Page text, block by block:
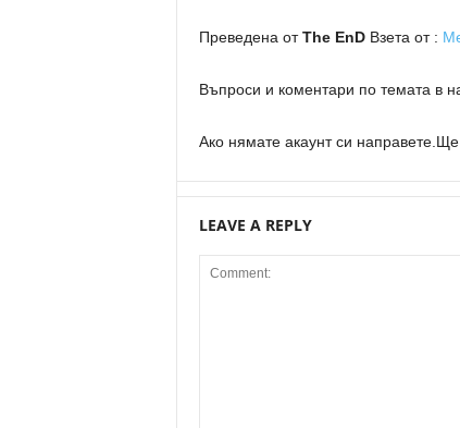
Преведена отТhe EnDВзета от :
Въпроси и коментари по темата в
Ако нямате акаунт си
LEAVE A REPLY